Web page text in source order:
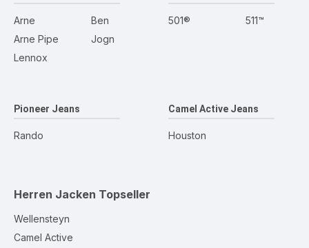
Arne
Arne Pipe
Lennox
Ben
Jogn
501® 511™
Pioneer Jeans
Rando
Camel Active Jeans
Houston
Herren Jacken Topseller
Wellensteyn
Camel Active